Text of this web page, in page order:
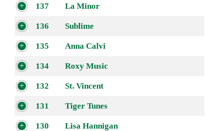
137 La Minor
136 Sublime
135 Anna Calvi
134 Roxy Music
132 St. Vincent
131 Tiger Tunes
130 Lisa Hannigan